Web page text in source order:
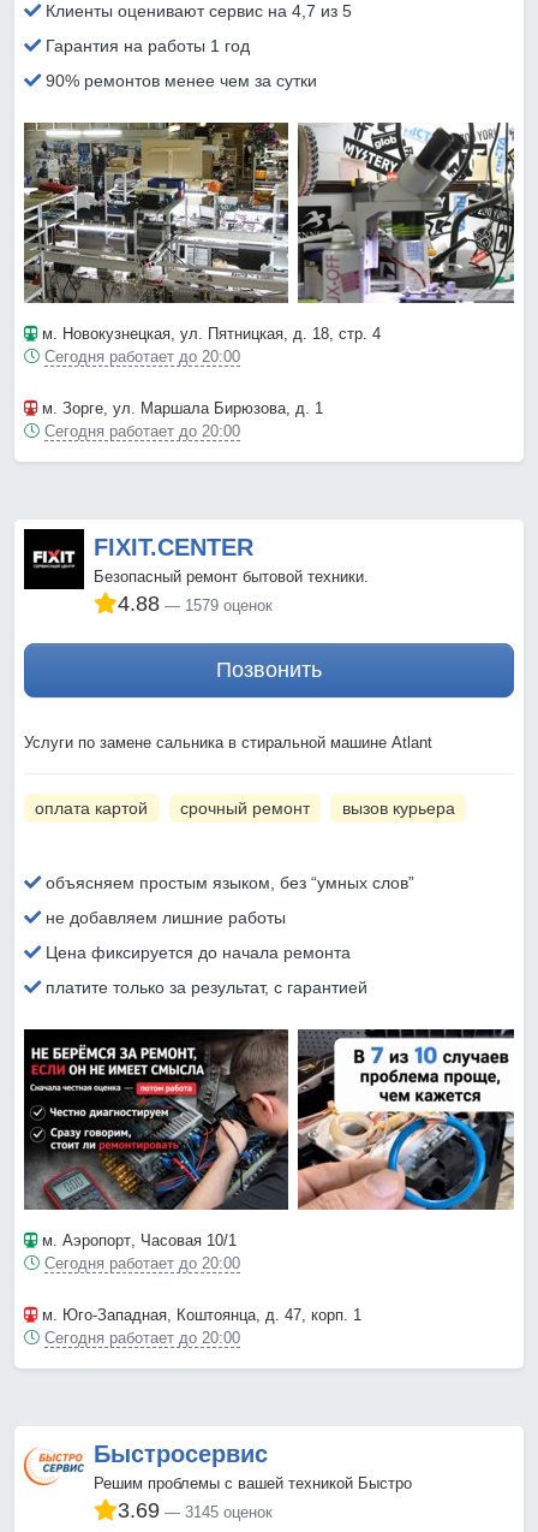
Клиенты оценивают сервис на 4,7 из 5
Гарантия на работы 1 год
90% ремонтов менее чем за сутки
м. Новокузнецкая, ул. Пятницкая, д. 18, стр. 4
Сегодня работает до 20:00
м. Зорге, ул. Маршала Бирюзова, д. 1
Сегодня работает до 20:00
FIXIT.CENTER
Безопасный ремонт бытовой техники.
4.88 1579 оценок
Позвонить
Услуги по замене сальника в стиральной машине Atlant
оплата картой срочный ремонт вызов курьера
объясняем простым языком, без “умных слов”
не добавляем лишние работы
Цена фиксируется до начала ремонта
платите только за результат, с гарантией
м. Аэропорт, Часовая 10/1
Сегодня работает до 20:00
м. Юго-Западная, Коштоянца, д. 47, корп. 1
Сегодня работает до 20:00
Быстросервис
Решим проблемы с вашей техникой Быстро
3.69 3145 оценок